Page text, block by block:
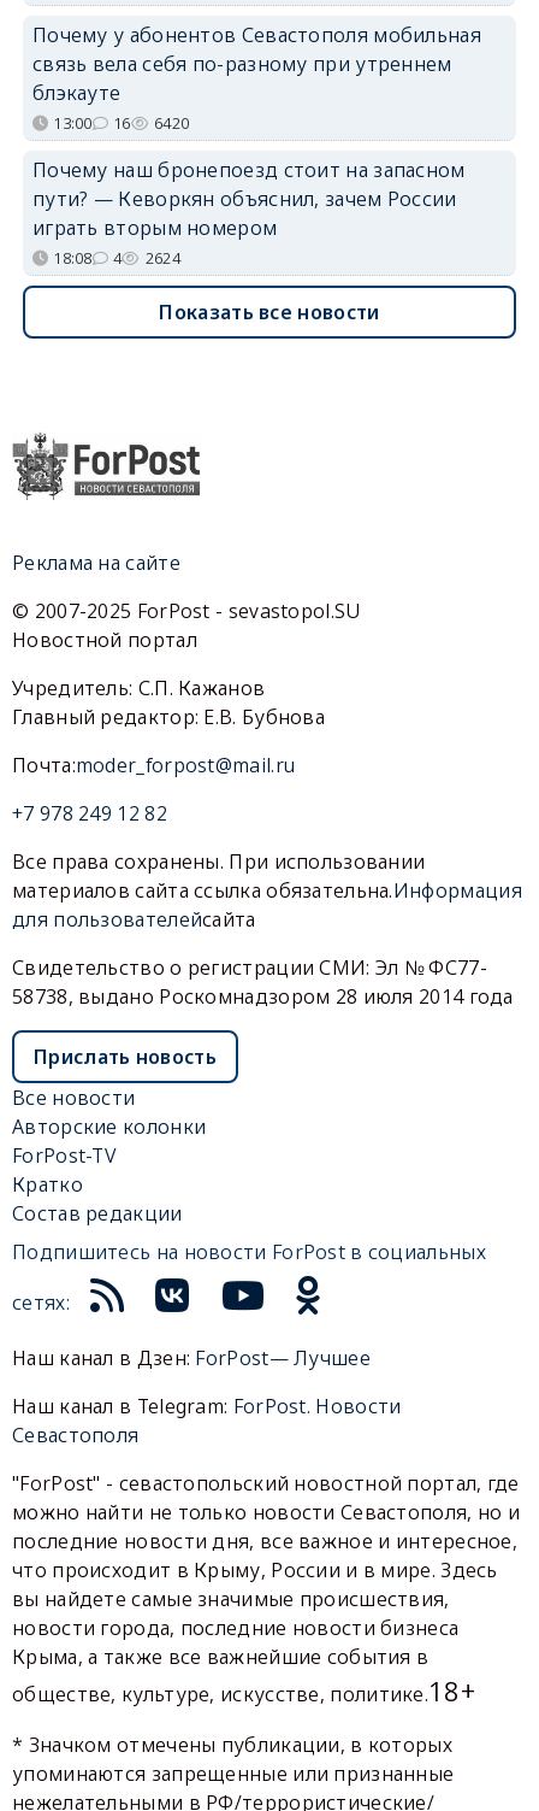
Почему у абонентов Севастополя мобильная
связь вела себя по-разному при утреннем
блэкауте
13:00 16 6420
Почему наш бронепоезд стоит на запасном
пути? — Кеворкян объяснил, зачем России
играть вторым номером
18:08 4 2624
Показать все новости
Реклама на сайте
© 2007-2025 ForPost - sevastopol.SU
Новостной портал
Учредитель: С.П. Кажанов
Главный редактор: Е.В. Бубнова
Почта:moder_forpost@mail.ru
+7 978 249 12 82
Все права сохранены. При использовании
материалов сайта ссылка обязательна.Информация
для пользователейсайта
Свидетельство о регистрации СМИ: Эл № ФС77-
58738, выдано Роскомнадзором 28 июля 2014 года
Прислать новость
Все новости
Авторские колонки
ForPost-TV
Кратко
Состав редакции
Подпишитесь на новости ForPost в социальных
сетях:
Наш канал в Дзен: ForPost— Лучшее
Наш канал в Telegram: ForPost. Новости
Севастополя
"ForPost" - севастопольский новостной портал, где
можно найти не только новости Севастополя, но и
последние новости дня, все важное и интересное,
что происходит в Крыму, России и в мире. Здесь
вы найдете самые значимые происшествия,
новости города, последние новости бизнеса
Крыма, а также все важнейшие события в
обществе, культуре, искусстве, политике.18+
* Значком отмечены публикации, в которых
упоминаются запрещенные или признанные
нежелательными в РФ/террористические/